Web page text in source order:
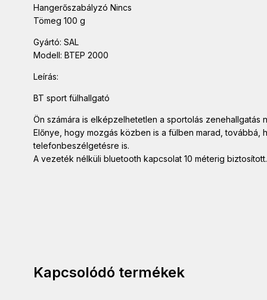
Hangerőszabályzó Nincs
Tömeg 100 g
Gyártó: SAL
Modell: BTEP 2000
Leírás:
BT sport fülhallgató
Ön számára is elképzelhetetlen a sportolás zenehallgatás
Előnye, hogy mozgás közben is a fülben marad, továbbá,
telefonbeszélgetésre is.
A vezeték nélküli bluetooth kapcsolat 10 méterig
Kapcsolódó termékek